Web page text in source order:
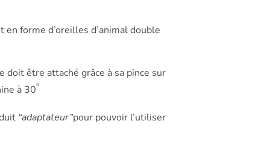
forme d’oreilles d’animal double
doit être attaché grâce à sa pince sur
à 30°
“adaptateur”pour pouvoir l’utiliser